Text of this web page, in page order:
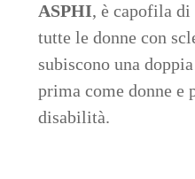
ASPHI, è capofila di
tutte le donne con
subiscono una
prima come donne e
disabilità.